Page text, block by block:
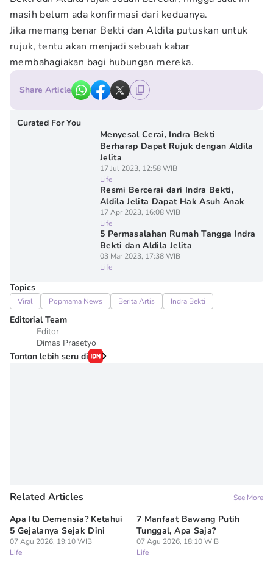
masih belum ada konfirmasi dari keduanya.
Jika memang benar Bekti dan Aldila putuskan untuk
rujuk, tentu akan menjadi sebuah kabar
membahagiakan bagi hubungan mereka.
Share Article
Curated For You
Menyesal Cerai, Indra Bekti
Berharap Dapat Rujuk dengan Aldila
Jelita
17 Jul 2023, 12:58 WIB
Life
Resmi Bercerai dari Indra Bekti,
Aldila Jelita Dapat Hak Asuh Anak
17 Apr 2023, 16:08 WIB
Life
5 Permasalahan Rumah Tangga Indra
Bekti dan Aldila Jelita
03 Mar 2023, 17:38 WIB
Life
Topics
Viral Popmama News Berita Artis Indra Bekti
Editorial Team
Editor
Dimas Prasetyo
Tonton lebih seru di
Related Articles See More
Apa Itu Demensia? Ketahui
5 Gejalanya Sejak Dini
07 Agu 2026, 19:10 WIB
Life
7 Manfaat Bawang Putih
Tunggal, Apa Saja?
07 Agu 2026, 18:10 WIB
Life